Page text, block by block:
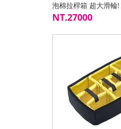
泡棉拉桿箱 超大滑輪
1620M
NT.27000